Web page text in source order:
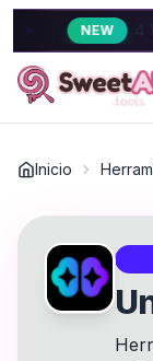
4 VIDEO STYLES
Inicio